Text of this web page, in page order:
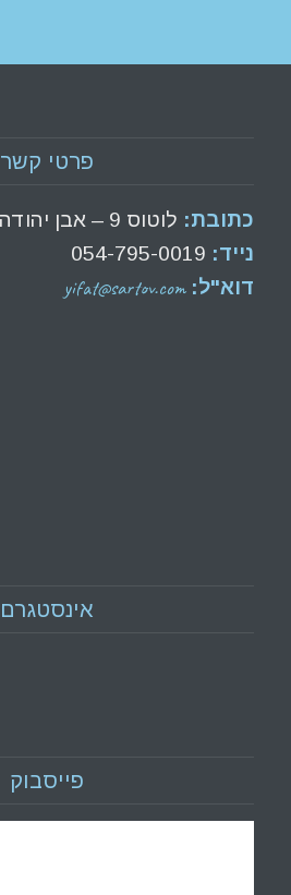
פרטי קשר
כתובת: לוטוס 9 – אבן יהודה
נייד: 054-795-0019
דוא"ל:yifat@sartov.com
אינסטגרם
פייסבוק